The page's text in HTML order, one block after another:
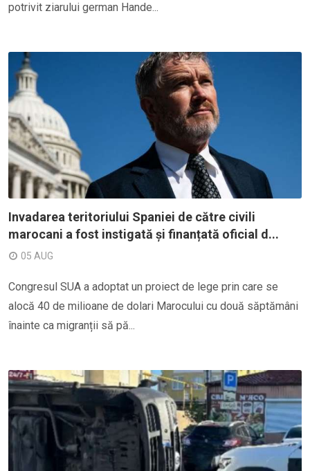
potrivit ziarului german Hande...
Invadarea teritoriului Spaniei de către civili
marocani a fost instigată și finanțată oficial d...
05 AUG
Congresul SUA a adoptat un proiect de lege prin care se
alocă 40 de milioane de dolari Marocului cu două săptămâni
înainte ca migranții să pă...